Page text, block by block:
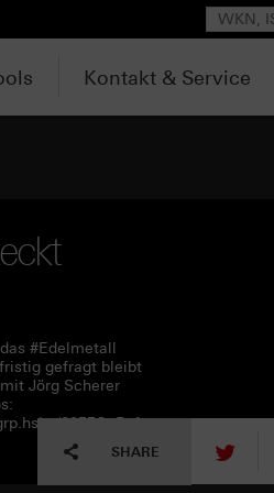
Suche
Kontakt & Service
#Edelmetall
gefragt bleibt
Jörg Scherer
6055CnRqf
SHARE tweet